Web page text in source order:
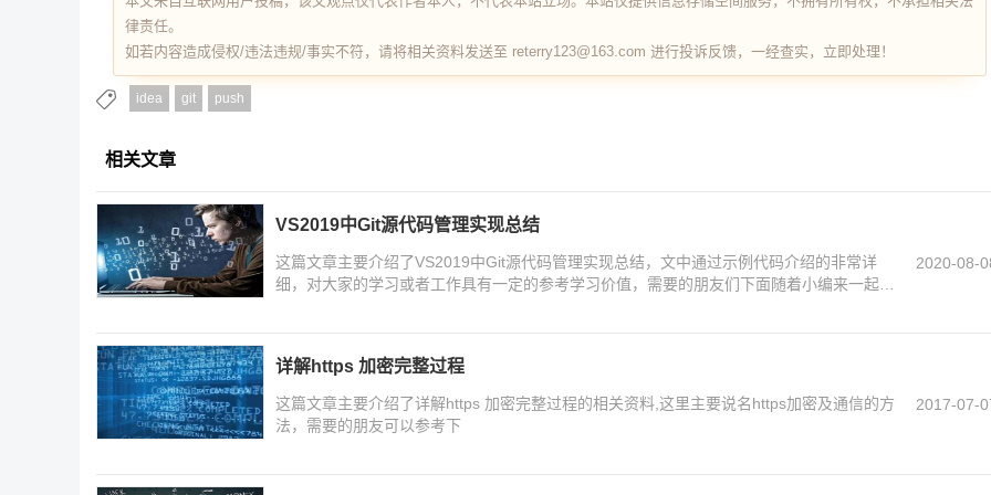
律责任。
如若内容造成侵权/违法违规/事实不符，请将相关资料发送至 reterry123@163.com 进行投诉反馈，一经查实，立即处理！
idea git push
相关文章
VS2019中Git源代码管理实现总结
这篇文章主要介绍了VS2019中Git源代码管理实现总结，文中通过示例代码介绍的非常详
细，对大家的学习或者工作具有一定的参考学习价值，需要的朋友们下面随着小编来一起学
2020-08-
详解https 加密完整过程
这篇文章主要介绍了详解https 加密完整过程的相关资料,这里主要说名https加密及通信的方
法，需要的朋友可以参考下
2017-07-